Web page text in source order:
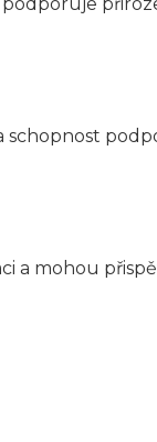
schopnost
a mohou